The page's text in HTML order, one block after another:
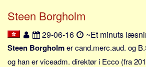
England.dk
JLKM.dk
Lande
Steen Borgholm
29-06-16 ~Et minuts
Steen Borgholmer cand.merc.aud. og
og han er viceadm. direktør i Ecco (fra